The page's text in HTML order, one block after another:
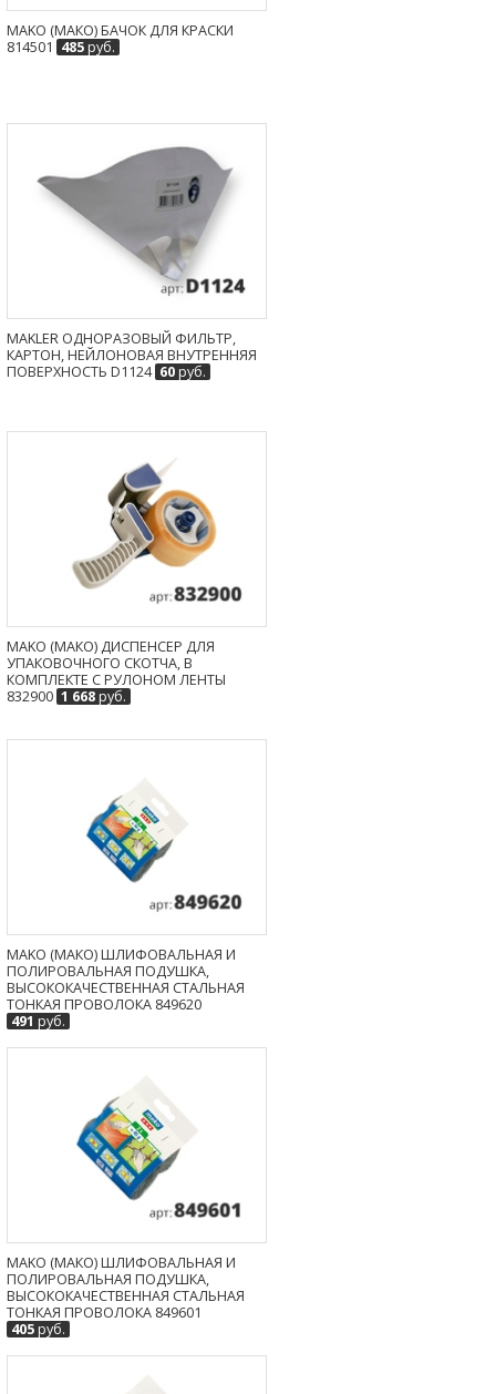
MAKO (МАКО) БАЧОК ДЛЯ КРАСКИ
814501 485руб.
MAKLER ОДНОРАЗОВЫЙ ФИЛЬТР,
КАРТОН, НЕЙЛОНОВАЯ ВНУТРЕННЯЯ
ПОВЕРХНОСТЬ D1124 60руб.
MAKO (МАКО) ДИСПЕНСЕР ДЛЯ
УПАКОВОЧНОГО СКОТЧА, В
КОМПЛЕКТЕ С РУЛОНОМ ЛЕНТЫ
832900 1 668руб.
MAKO (МАКО) ШЛИФОВАЛЬНАЯ И
ПОЛИРОВАЛЬНАЯ ПОДУШКА,
ВЫСОКОКАЧЕСТВЕННАЯ СТАЛЬНАЯ
ТОНКАЯ ПРОВОЛОКА 849620
491 руб.
MAKO (МАКО) ШЛИФОВАЛЬНАЯ И
ПОЛИРОВАЛЬНАЯ ПОДУШКА,
ВЫСОКОКАЧЕСТВЕННАЯ СТАЛЬНАЯ
ТОНКАЯ ПРОВОЛОКА 849601
405руб.